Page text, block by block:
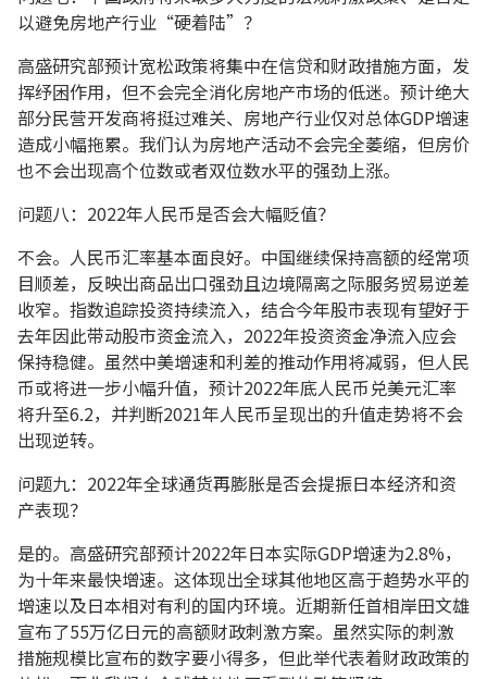
以避免房地产行业“硬着陆”？
高盛研究部预计宽松政策将集中在信贷和财政措施方面，发
挥纾困作用，但不会完全消化房地产市场的低迷。预计绝大
部分民营开发商将挺过难关、房地产行业仅对总体GDP增速
造成小幅拖累。我们认为房地产活动不会完全萎缩，但房价
也不会出现高个位数或者双位数水平的强劲上涨。
问题八：2022年人民币是否会大幅贬值？
不会。人民币汇率基本面良好。中国继续保持高额的经常项
目顺差，反映出商品出口强劲且边境隔离之际服务贸易逆差
收窄。指数追踪投资持续流入，结合今年股市表现有望好于
去年因此带动股市资金流入，2022年投资资金净流入应会
保持稳健。虽然中美增速和利差的推动作用将减弱，但人民
币或将进一步小幅升值，预计2022年底人民币兑美元汇率
将升至6.2，并判断2021年人民币呈现出的升值走势将不会
出现逆转。
问题九：2022年全球通货再膨胀是否会提振日本经济和资
产表现？
是的。高盛研究部预计2022年日本实际GDP增速为2.8%，
为十年来最快增速。这体现出全球其他地区高于趋势水平的
增速以及日本相对有利的国内环境。近期新任首相岸田文雄
宣布了55万亿日元的高额财政刺激方案。虽然实际的刺激
措施规模比宣布的数字要小得多，但此举代表着财政政策的